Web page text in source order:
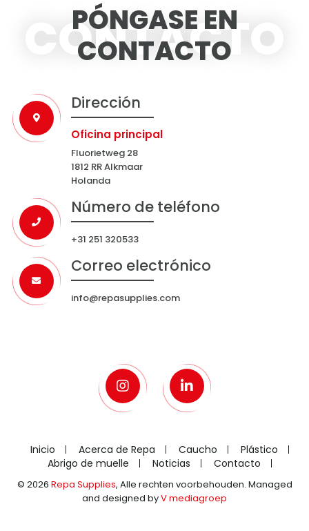
PÓNGASE EN
CONTACTO
CONTACTO
Dirección
Oficina principal
Fluorietweg 28
1812 RR Alkmaar
Holanda
Número de teléfono
+31 251 320533
Correo electrónico
info@repasupplies.com
Inicio Acerca de Repa Caucho
Plástico
Abrigo de muelle
Noticias Contacto
© 2026 Repa Supplies, Alle rechten voorbehouden. Managed
and designed byV mediagroep